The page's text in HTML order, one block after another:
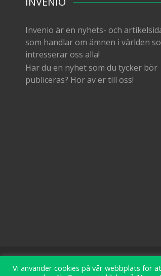
Invenio är en nyhets- och
som handlar om ämnen i världen
intresserar oss alla!
Har du en nyhet som du tycker bör
publiceras? Hör av er till oss!
copyright 2025. All Rights Reserved.
Vi använder cookies på vår webbplats för